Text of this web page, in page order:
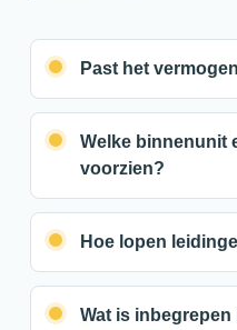
Past het
Welke binnenunit
voorzien?
Hoe lopen
Wat is inbegrepen